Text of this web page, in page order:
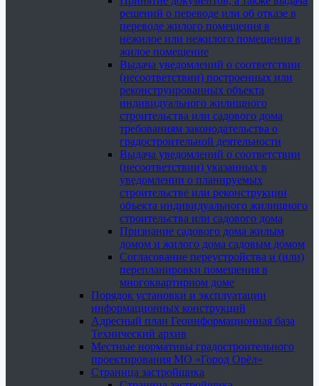
решений о переводе или об отказе в
переводе жилого помещения в
нежилое или нежилого помещения в
жилое помещение
Выдача уведомлений о соответствии
(несоответствии) построенных или
реконструированных объекта
индивидуального жилищного
строительства или садового дома
требованиям законодательства о
градостроительной деятельности
Выдача уведомлений о соответствии
(несоответствии) указанных в
уведомлении о планируемых
строительстве или реконструкции
объекта индивидуального жилищного
строительства или садового дома
Признание садового дома жилым
домом и жилого дома садовым домом
Согласование переустройства и (или)
перепланировки помещения в
многоквартирном доме
Порядок установки и эксплуатации
информационных конструкций
Адресный план Геоинформационная база
Технический архив
Местные нормативы градостроительного
проектирования МО «Город Орёл»
Страница застройщика